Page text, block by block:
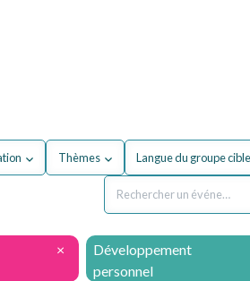
Thèmes Langue du groupe cible
×
Développement
personnel